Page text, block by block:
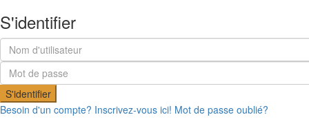
S'identifier
S'identifier
Besoin d'un compte? Inscrivez-vous ici! Mot de passe oublié?